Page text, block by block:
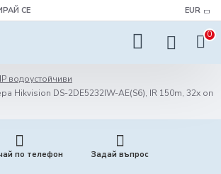
СЕ EUR
0
IP водоустойчиви
Hikvision DS-2DE5232IW-AE(S6), IR 150m, 32x оп
по телефон Задай въпрос